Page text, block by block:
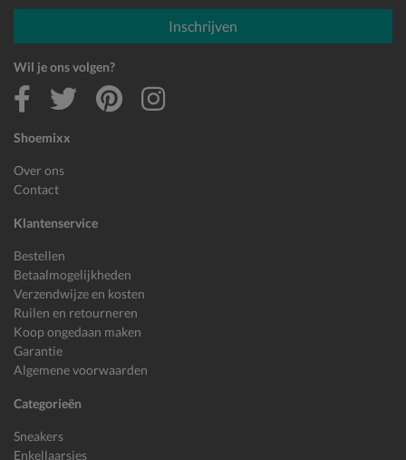
Shoemixx
Over ons
Contact
Klantenservice
Bestellen
Betaalmogelijkheden
Verzendwijze en kosten
Ruilen en retourneren
Koop ongedaan maken
Garantie
Algemene voorwaarden
Categorieën
Sneakers
Enkellaarsjes
E-mailadres
Inschrijven
Wil je ons volgen?